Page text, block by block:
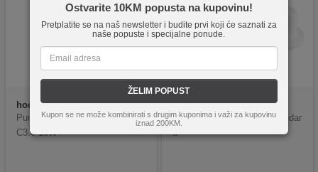
Ostvarite 10KM popusta na kupovinu!
Pretplatite se na naš newsletter i budite prvi koji će saznati za
naše popuste i specijalne ponude.
ŽELIM POPUST
Kupon se ne može kombinirati s drugim kuponima i važi za kupovinu
iznad 200KM.
hoco. N5 Favor Black
Punjač kućni, brzi, PD 20W, Q
C3.0 18W
home SA 2000Qi
Punjač bežični, 3u1, Qi standar
d